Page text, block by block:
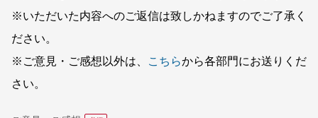
※いただいた内容へのご返信は致しかねますのでご了承く
ださい。
※ご意見・ご感想以外は、
こちらから各部門にお送りくだ
さい。